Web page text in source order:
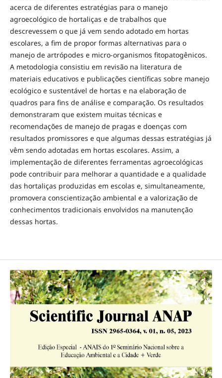
acerca de diferentes estratégias para o manejo
agroecológico de hortaliças e de trabalhos que
descrevessem o que já vem sendo adotado em hortas
escolares, a fim de propor formas alternativas para o
manejo de artrópodes e micro-organismos fitopatogênicos.
A metodologia consistiu em revisão na literatura de
materiais educativos e publicações científicas sobre manejo
ecológico e sustentável de hortas e na elaboração de
quadros para fins de análise e comparação. Os resultados
demonstraram que existem muitas técnicas e
recomendações de manejo de pragas e doenças com
resultados promissores e que algumas dessas estratégias já
vêm sendo adotadas em hortas escolares. Assim, a
implementação de diferentes ferramentas agroecológicas
pode contribuir para melhorar a quantidade e a qualidade
das hortaliças produzidas em escolas e, simultaneamente,
promovera conscientização ambiental e a valorização de
conhecimentos tradicionais envolvidos na manutenção
dessas hortas.